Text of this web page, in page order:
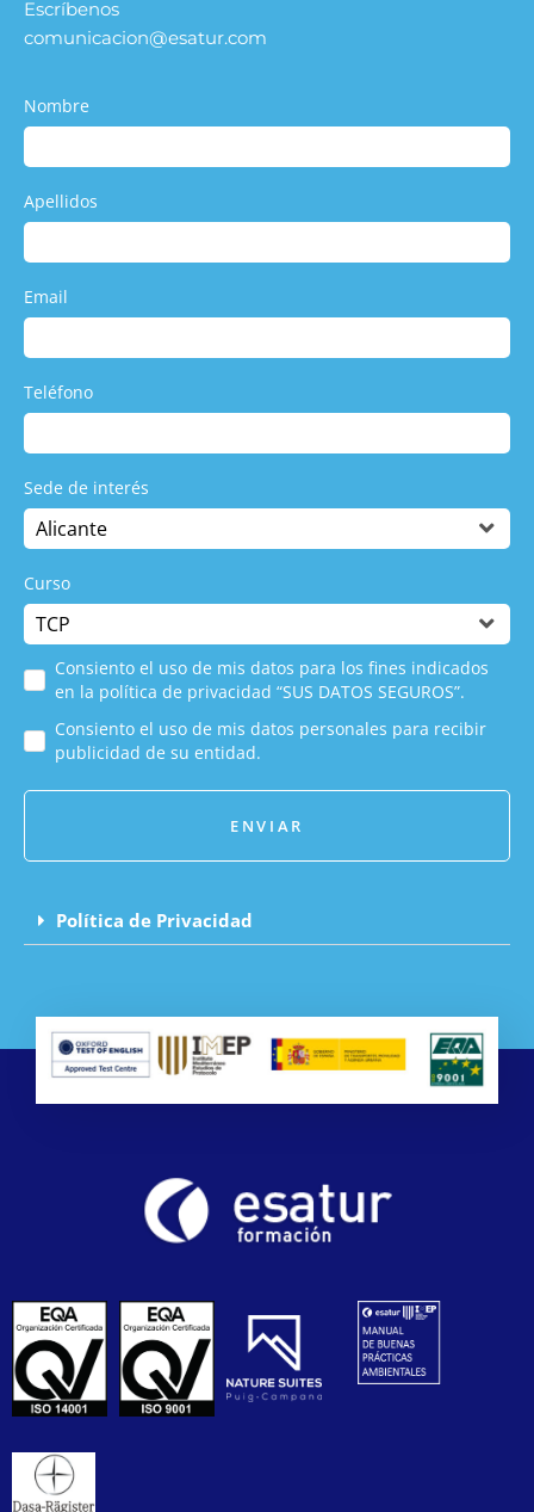
Escríbenos
comunicacion@esatur.com
Nombre
Apellidos
Email
Teléfono
Sede de interés
Curso
Consiento el uso de mis datos para los fines indicados
en la política de privacidad “SUS DATOS SEGUROS”.
Consiento el uso de mis datos personales para recibir
publicidad de su entidad.
ENVIAR
Política de Privacidad